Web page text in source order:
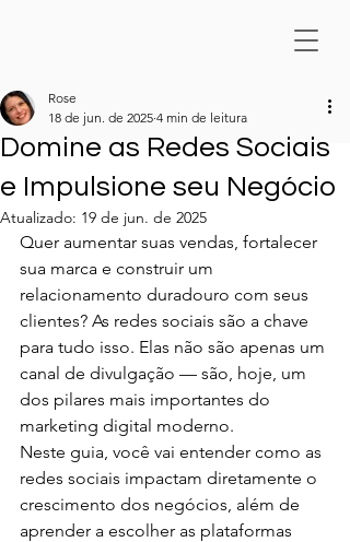
Domine as Redes Sociais
e Impulsione seu Negócio
Rose
18 de jun. de 2025 4 min de leitura
Atualizado: 19 de jun. de 2025
Quer aumentar suas vendas, fortalecer
sua marca e construir um
relacionamento duradouro com seus
clientes? As redes sociais são a chave
para tudo isso. Elas não são apenas um
canal de divulgação — são, hoje, um
dos pilares mais importantes do
marketing digital moderno.
Neste guia, você vai entender como as
redes sociais impactam diretamente o
crescimento dos negócios, além de
aprender a escolher as plataformas